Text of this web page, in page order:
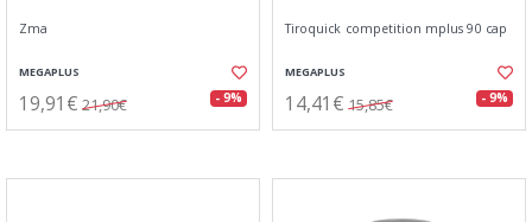
Zma
MEGAPLUS
19,91€ 21,90€ - 9%
Tiroquick competition mplus 90 cap
MEGAPLUS
14,41€ 15,85€ - 9%